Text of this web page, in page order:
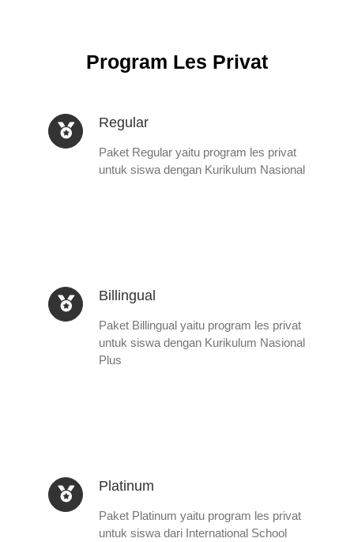
Program Les Privat
Regular
Paket Regular yaitu program les privat
untuk siswa dengan Kurikulum Nasional
Billingual
Paket Billingual yaitu program les privat
untuk siswa dengan Kurikulum Nasional
Plus
Platinum
Paket Platinum yaitu program les privat
untuk siswa dari International School